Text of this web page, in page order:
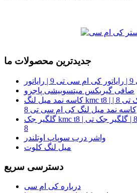
جدیدترین محصولات ما
صافی گیربکس میتسوبیشی پاجرو
کاسه نمد میل لنگ kmc t8 | کاسه نمد میل لنگ جک تی 8 |
کاسه نمد میل لنگ کی ام سی تی 8
گلگیر جک kmc t8 | گلگیر جک کی ام سی تی 8 | گلگیر جک تی
8
واشر درب سوپاپ اوتلندر
میل لنگ کلوت
دسترسی سریع
درباره کی ام سی